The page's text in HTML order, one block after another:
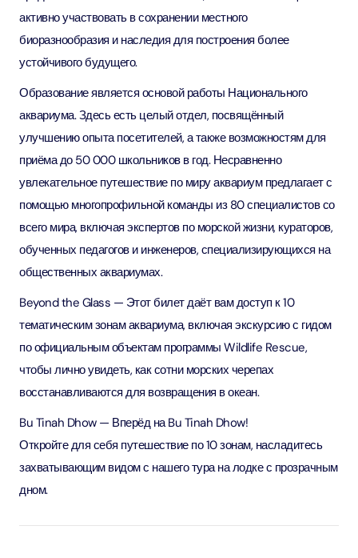
активно участвовать в сохранении местного
биоразнообразия и наследия для построения более
устойчивого будущего.
Образование является основой работы Национального
аквариума. Здесь есть целый отдел, посвящённый
улучшению опыта посетителей, а также возможностям для
приёма до 50 000 школьников в год. Несравненно
увлекательное путешествие по миру аквариум предлагает с
помощью многопрофильной команды из 80 специалистов со
всего мира, включая экспертов по морской жизни, кураторов,
обученных педагогов и инженеров, специализирующихся на
общественных аквариумах.
Beyond the Glass — Этот билет даёт вам доступ к 10
тематическим зонам аквариума, включая экскурсию с гидом
по официальным объектам программы Wildlife Rescue,
чтобы лично увидеть, как сотни морских черепах
восстанавливаются для возвращения в океан.
Bu Tinah Dhow — Вперёд на Bu Tinah Dhow!
Откройте для себя путешествие по 10 зонам, насладитесь
захватывающим видом с нашего тура на лодке с прозрачным
дном.